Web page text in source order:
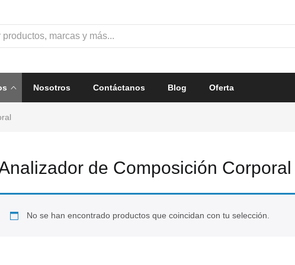
Nosotros Contáctanos Blog Oferta
de Composición Corporal
No se han encontrado productos que coincidan con tu selección.